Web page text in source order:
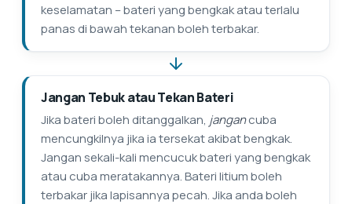
keselamatan – bateri yang bengkak atau terlalu
panas di bawah tekanan boleh terbakar.
Jangan Tebuk atau Tekan Bateri
Jika bateri boleh ditanggalkan, jangancuba
mencungkilnya jika ia tersekat akibat bengkak.
Jangan sekali-kali mencucuk bateri yang bengkak
atau cuba meratakannya. Bateri litium boleh
terbakar jika lapisannya pecah. Jika anda boleh